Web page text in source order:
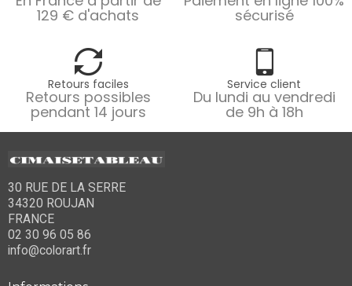
129 € d'achats sécurisé
Retours faciles
Retours possibles
pendant 14 jours
Service client
Du lundi au vendredi
de 9h à 18h
30 RUE DE LA SERRE
34320 ROUJAN
FRANCE
02 30 96 05 86
info@colorart.fr